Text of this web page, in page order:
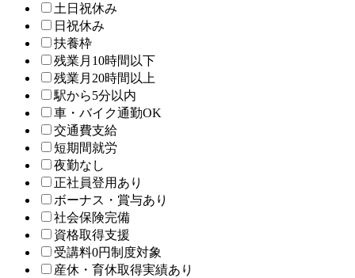
土日祝休み
日祝休み
扶養枠
残業月10時間以下
残業月20時間以上
駅から5分以内
車・バイク通勤OK
交通費支給
短期間就労
夜勤なし
正社員登用あり
ボーナス・賞与あり
社会保険完備
資格取得支援
受講料0円制度対象
産休・育休取得実績あり